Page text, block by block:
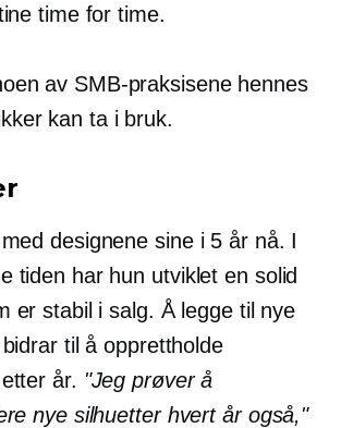
time for time.
av SMB-praksisene hennes
kan ta i bruk.
designene sine i 5 år nå. I
tiden har hun utviklet en solid
er stabil i salg. Å legge til nye
til å opprettholde
år. "Jeg prøver å
nye silhuetter hvert år også,"